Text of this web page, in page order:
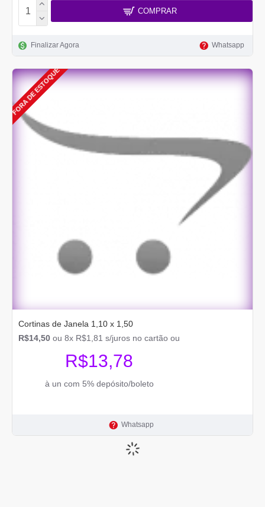
COMPRAR
Finalizar Agora Whatsapp
FORA DE ESTOQUE
Cortinas de Janela 1,10 x 1,50
R$14,50 ou 8x R$1,81 s/juros no cartão ou
R$13,78
à un com 5% depósito/boleto
Whatsapp